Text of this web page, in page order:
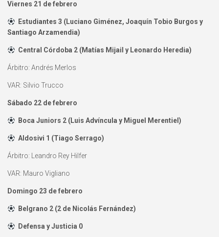
Viernes 21 de febrero
Estudiantes 3 (Luciano Giménez, Joaquín Tobio Burgos y
Santiago Arzamendia)
Central Córdoba 2 (Matías Mijail y Leonardo Heredia)
Árbitro: Andrés Merlos
VAR: Silvio Trucco
Sábado 22 de febrero
Boca Juniors 2 (Luis Advíncula y Miguel Merentiel)
Aldosivi 1 (Tiago Serrago)
Árbitro: Leandro Rey Hilfer
VAR: Mauro Vigliano
Domingo 23 de febrero
Belgrano 2 (2 de Nicolás Fernández)
Defensa y Justicia 0